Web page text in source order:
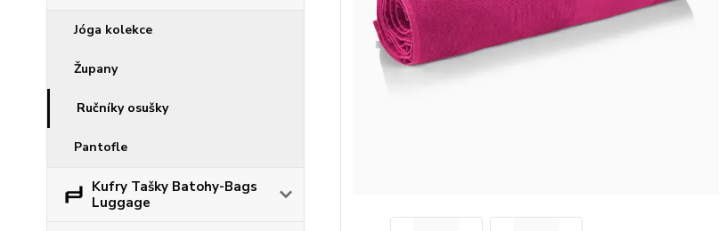
Jóga kolekce
Župany
Ručníky osušky
Pantofle
Kufry Tašky Batohy-Bags
Luggage